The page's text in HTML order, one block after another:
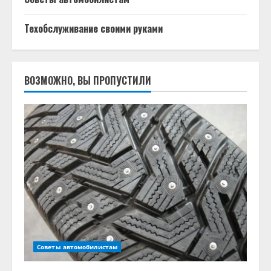
Техобслуживание своими руками
ВОЗМОЖНО, ВЫ ПРОПУСТИЛИ
Советы автомобилистам